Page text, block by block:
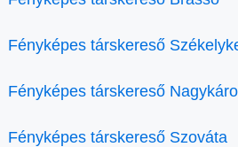
Fényképes társkereső
Fényképes társkereső
Fényképes társkereső Szováta